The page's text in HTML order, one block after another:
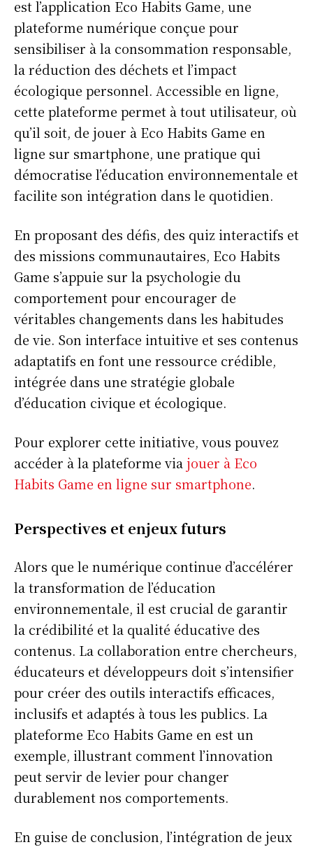
Info Du Net
S’abonner pour plus de contenus
Plan du site
Afrique
Amériques
Europe
Asie
est l’application Eco Habits Game, une
plateforme numérique conçue pour
sensibiliser à la consommation responsable,
la réduction des déchets et l’impact
écologique personnel. Accessible en ligne,
cette plateforme permet à tout utilisateur, où
qu’il soit, de jouer à Eco Habits Game en
ligne sur smartphone, une pratique qui
démocratise l’éducation environnementale et
facilite son intégration dans le quotidien.
En proposant des défis, des quiz interactifs et
des missions communautaires, Eco Habits
Game s’appuie sur la psychologie du
comportement pour encourager de
véritables changements dans les habitudes
de vie. Son interface intuitive et ses contenus
adaptatifs en font une ressource crédible,
intégrée dans une stratégie globale
d’éducation civique et écologique.
Pour explorer cette initiative, vous pouvez
accéder à la plateforme via jouer à Eco
Habits Game en ligne sur smartphone.
Perspectives et enjeux futurs
Alors que le numérique continue d’accélérer
la transformation de l’éducation
environnementale, il est crucial de garantir
la crédibilité et la qualité éducative des
contenus. La collaboration entre chercheurs,
éducateurs et développeurs doit s’intensifier
pour créer des outils interactifs efficaces,
inclusifs et adaptés à tous les publics. La
plateforme Eco Habits Game en est un
exemple, illustrant comment l’innovation
peut servir de levier pour changer
durablement nos comportements.
En guise de conclusion, l’intégration de jeux